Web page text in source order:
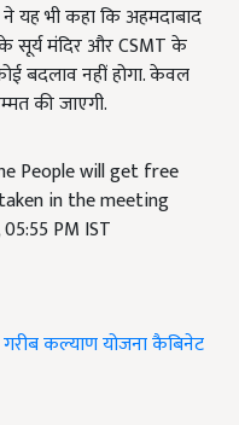
यह भी कहा कि अहमदाबाद
सूर्य मंदिर और CSMT के
बदलाव नहीं होगा. केवल
की जाएगी.
People will get free
in the meeting
PM IST
गरीब कल्याण योजनाकैबिनेट